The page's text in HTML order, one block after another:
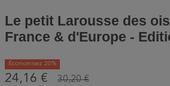
Le petit Larousse des
France & d'Europe -
Économisez 20%
24,16 € 30,20 €